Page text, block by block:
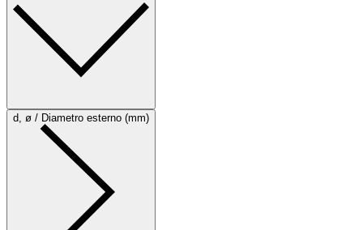
d, ø / Diametro esterno (mm)